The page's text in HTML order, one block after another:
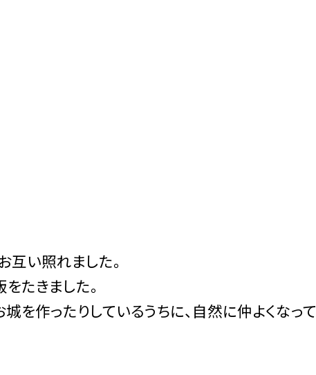
互い照れました。
たきました。
を作ったりしているうちに、自然に仲よくなって